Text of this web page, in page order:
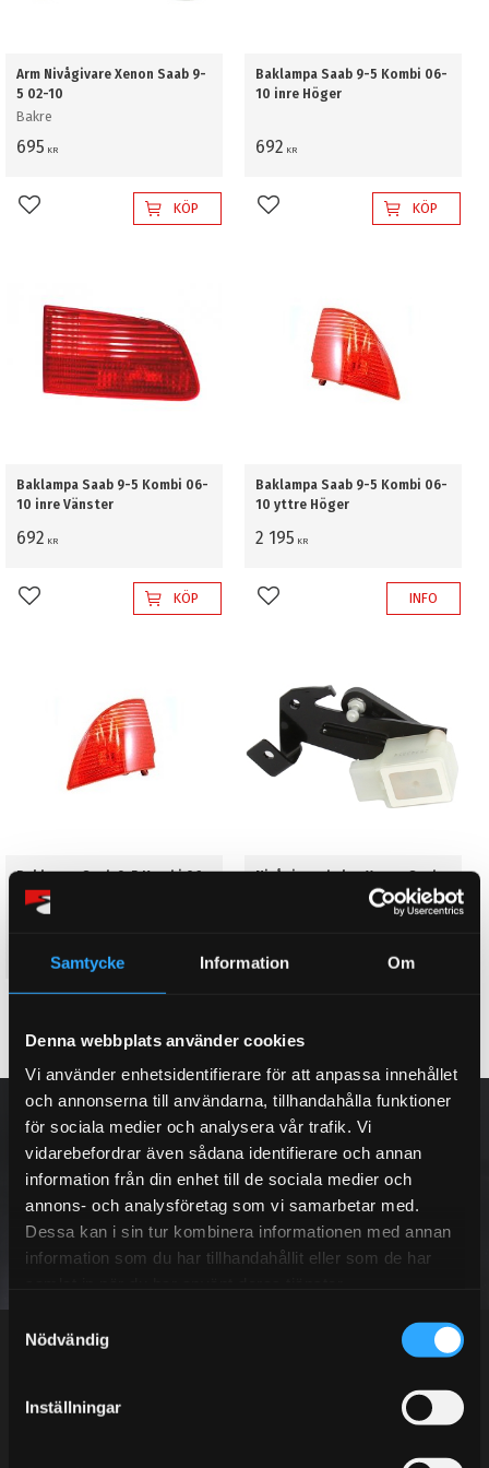
Samtycke Information Om
Denna webbplats använder cookies
Vi använder enhetsidentifierare för att anpassa innehållet
och annonserna till användarna, tillhandahålla funktioner
för sociala medier och analysera vår trafik. Vi
vidarebefordrar även sådana identifierare och annan
information från din enhet till de sociala medier och
annons- och analysföretag som vi samarbetar med.
Dessa kan i sin tur kombinera informationen med annan
information som du har tillhandahållit eller som de har
Nödvändig
Inställningar
Arm Nivågivare Xenon Saab 9-
5 02-10
Bakre
695 KR
Lägg till i favoriterKÖP
Baklampa Saab 9-5 Kombi 06-
10 inre Höger
692 KR
Lägg till i favoriterKÖP
Baklampa Saab 9-5 Kombi 06-
10 inre Vänster
692 KR
Lägg till i favoriterKÖP
Baklampa Saab 9-5 Kombi 06-
10 yttre Höger
2 195 KR
Lägg till i favoriterINFO
Baklampa Saab 9-5 Kombi 06-
10 yttre Vänster
Nivågivare bakre Xenon Saab
NYHETSBREV
PRENUMERERA